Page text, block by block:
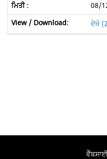
08/
ਦੇਖੋ